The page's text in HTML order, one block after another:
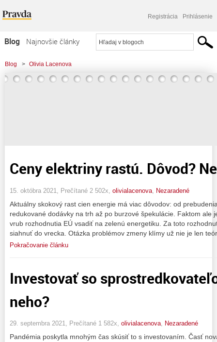
Registrácia Prihlásenie
Blog
Najnovšie články
Najčítanejšie články
Najkomentovanejšie články
Blog > Olivia Lacenova
Ceny elektriny rastú. Dôvod?
15. októbra 2021, Prečítané 2 502x, olivialacenova Nezaradené
Aktuálny skokový rast cien energie má viac dôvodov: od
redukované dodávky na trh až po burzové špekulácie. Faktom ale
vrub rozhodnutia EÚ vsadiť na zelenú energetiku. Za toto
siahnuť do vrecka. Otázka problémov zmeny klímy už nie je len
Pokračovanie článku
Investovať so
neho?
29. septembra 2021, Prečítané 1 582x, olivialacenova, Nezaradené
Pandémia poskytla mnohým čas skúsiť to s investovaním. Časť